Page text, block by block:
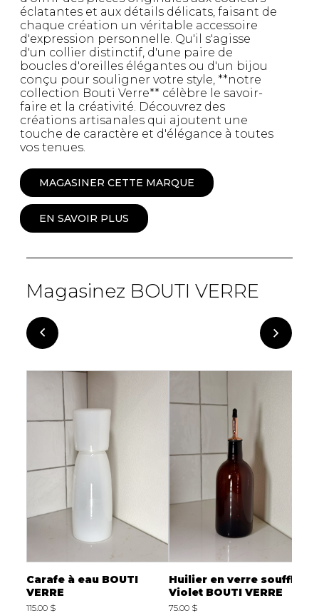
éclatantes et aux détails délicats, faisant de
chaque création un véritable accessoire
d'expression personnelle. Qu'il s'agisse
d'un collier distinctif, d'une paire de
boucles d'oreilles élégantes ou d'un bijou
conçu pour souligner votre style, **notre
collection Bouti Verre** célèbre le savoir-
faire et la créativité. Découvrez des
créations artisanales qui ajoutent une
touche de caractère et d'élégance à toutes
vos tenues.
MAGASINER CETTE MARQUE
EN SAVOIR PLUS
Magasinez BOUTI VERRE
Carafe à eau BOUTI
VERRE
115.00 $
Huilier en verre soufflé
Violet BOUTI VERRE
75.00 $